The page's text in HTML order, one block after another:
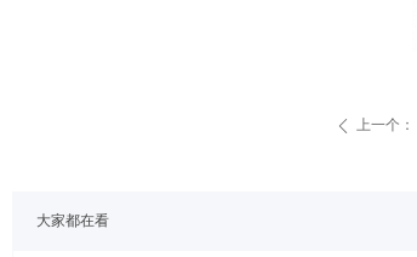
大家都在看
ꄴ 上一个：